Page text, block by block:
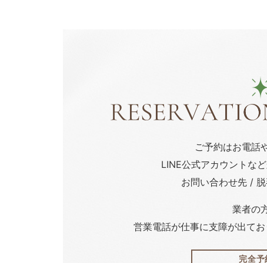
ご予約はお電話
LINE公式アカウント な
お問い合わせ先 /
業者の
営業電話が仕事に支障が出て
完全予